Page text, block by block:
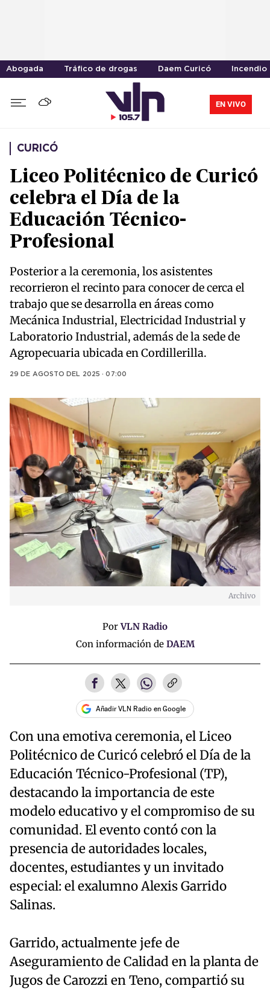
Abogada Tráfico de drogas Daem Curicó Incendio
EN VIVO
CURICÓ
Liceo Politécnico de Curicó
celebra el Día de la
Educación Técnico-
Profesional
Posterior a la ceremonia, los asistentes
recorrieron el recinto para conocer de cerca el
trabajo que se desarrolla en áreas como
Mecánica Industrial, Electricidad Industrial y
Laboratorio Industrial, además de la sede de
Agropecuaria ubicada en Cordillerilla.
29 DE AGOSTO DEL 2025 · 07:00
Archivo
PorVLN Radio
Con información de DAEM
Añadir VLN Radio en Google
Con una emotiva ceremonia, el Liceo
Politécnico de Curicó celebró el Día de la
Educación Técnico-Profesional (TP),
destacando la importancia de este
modelo educativo y el compromiso de su
comunidad. El evento contó con la
presencia de autoridades locales,
docentes, estudiantes y un invitado
especial: el exalumno Alexis Garrido
Salinas.
Garrido, actualmente jefe de
Aseguramiento de Calidad en la planta de
Jugos de Carozzi en Teno, compartió su